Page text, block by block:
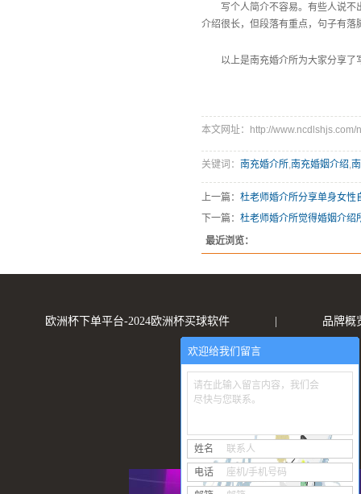
写个人简介不容易。有些人说
介绍很长，但段落有重点，句子有
以上是南充婚介所为大家分享了
本文网址：http://www.ncdlshjs.com/
关键词： 南充婚介所,南充婚姻介绍,
上一篇： 杜老师婚介所分享单身女性
下一篇： 杜老师婚介所觉得婚姻介绍
最近浏览：
欧洲杯下单平台-2024欧洲杯买球软件 品牌概
欢迎给我们留言
请在此输入留言内容，我们会
尽快与您联系。
姓名 联系人
电话 座机/手机号码